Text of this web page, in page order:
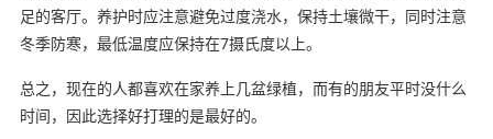
足的客厅。养护时应注意避免过度浇水，保持土壤微干，同时注意
冬季防寒，最低温度应保持在7摄氏度以上。
总之，现在的人都喜欢在家养上几盆绿植，而有的朋友平时没什么
时间，因此选择好打理的是最好的。